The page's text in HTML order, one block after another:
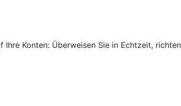
Konten: Überweisen Sie in Echtzeit,